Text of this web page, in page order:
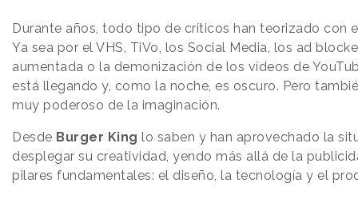
Durante años, todo tipo de críticos han teorizado con
Ya sea por el VHS, TiVo, los Social Media, los ad
aumentada o la demonización de los vídeos de
está llegando y, como la noche, es oscuro. Pero
muy poderoso de la imaginación.
Desde Burger King lo saben y han aprovechado la
desplegar su creatividad, yendo más allá de la
pilares fundamentales: el diseño, la tecnología y el